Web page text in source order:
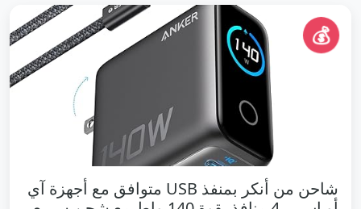
💰
شاحن من أنكر بمنفذ USB متوافق مع أجهزة آي